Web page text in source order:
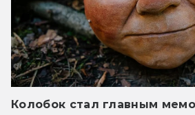
Колобок стал главным